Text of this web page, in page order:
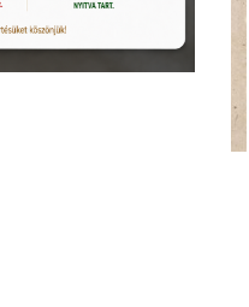
R11